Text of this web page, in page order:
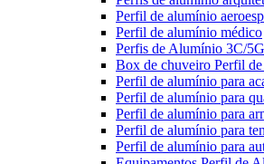
Perfil de alumínio
Perfil de alumínio médico
Perfis de Alumínio 3C/5G
Box de chuveiro Perfil
Perfil de alumínio para
Perfil de alumínio para
Perfil de alumínio para
Perfil de alumínio para
Perfil de alumínio para